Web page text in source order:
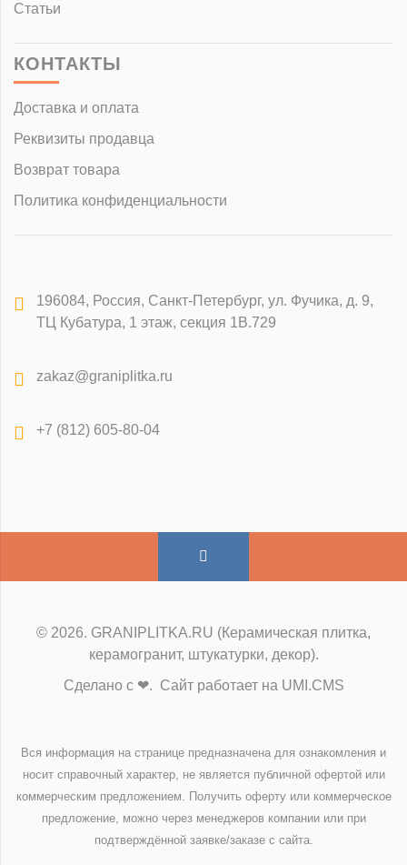
Статьи
КОНТАКТЫ
Доставка и оплата
Реквизиты продавца
Возврат товара
Политика конфиденциальности
196084, Россия, Санкт-Петербург, ул. Фучика, д. 9,
ТЦ Кубатура, 1 этаж, секция 1В.729
zakaz@graniplitka.ru
+7 (812) 605-80-04
© 2026. GRANIPLITKA.RU (Керамическая плитка,
керамогранит, штукатурки, декор).
Сделано с ❤. Сайт работает на UMI.CMS
Вся информация на странице предназначена для ознакомления и
носит справочный характер, не является публичной офертой или
коммерческим предложением. Получить оферту или коммерческое
предложение, можно через менеджеров компании или при
подтверждённой заявке/заказе с сайта.